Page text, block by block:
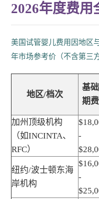
2026年度费用
美国试管婴儿费用因地区
年市场参考价（不含第三
地区/档次
基
期
加州顶级机构
（如INCINTA、
RFC）
-
纽约/波士顿东海
岸机构
-